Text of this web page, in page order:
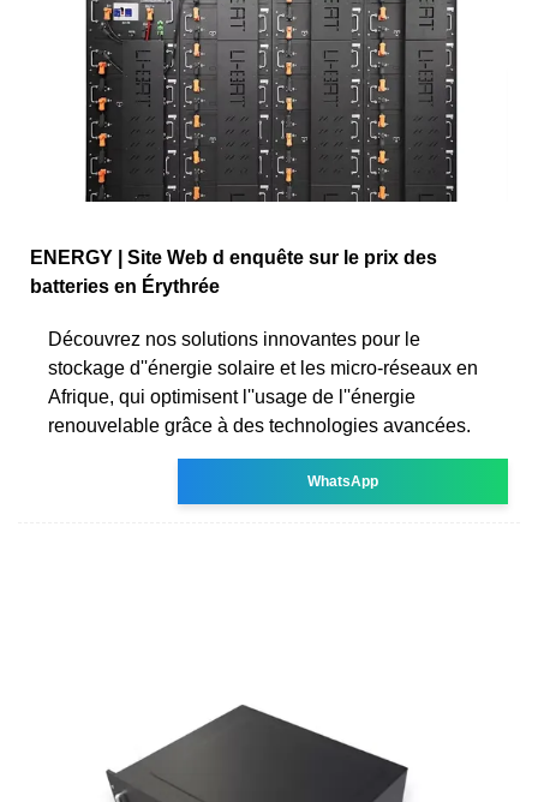
ENERGY | Site Web d enquête sur le prix des
batteries en Érythrée
Découvrez nos solutions innovantes pour le
stockage d''énergie solaire et les micro-réseaux en
Afrique, qui optimisent l''usage de l''énergie
renouvelable grâce à des technologies avancées.
WhatsApp